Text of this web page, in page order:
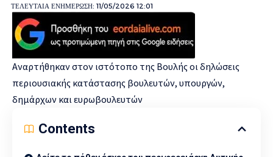
ΤΕΛΕΥΤΑΙΑ ΕΝΗΜΕΡΩΣΗ: 11/05/2026 12:01
Αναρτήθηκαν στον ιστότοπο της Βουλής οι δηλώσεις
περιουσιακής κατάστασης βουλευτών, υπουργών,
δημάρχων και ευρωβουλευτών
Contents